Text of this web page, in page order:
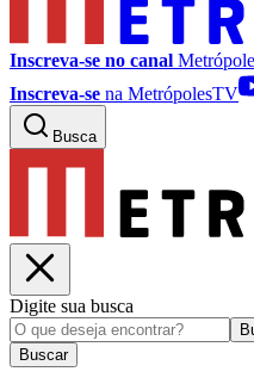
Inscreva-se no canal
Inscreva-se na MetrópolesTV
Busca
Digite sua busca
Buscar